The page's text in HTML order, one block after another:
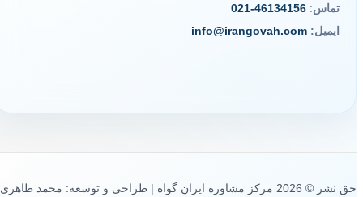
تماس:
46134156-021
ایمیل: info@irangovah.com
حق نشر © 2026 مرکز مشاوره ایران گواه | طراحی و توسعه: محمد طاهری